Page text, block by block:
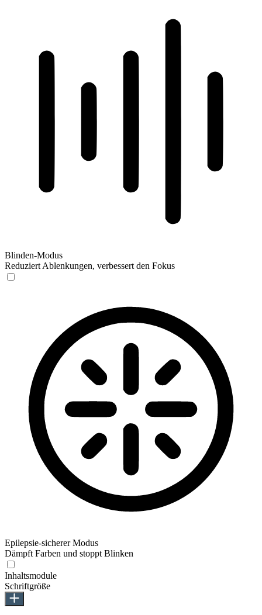
Blinden-Modus
Reduziert Ablenkungen, verbessert den Fokus
Epilepsie-sicherer Modus
Dämpft Farben und stoppt Blinken
Inhaltsmodule
Schriftgröße